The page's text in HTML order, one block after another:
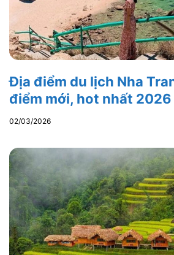
Địa điểm du lịch Nha
điểm mới, hot nhất 2026
02/03/2026